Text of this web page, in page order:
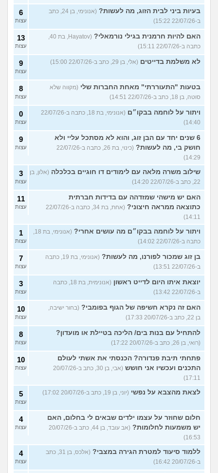
בעיות ביני לבית הזוג, מה לעשות?
(אנונימי, בן 24, כתב
ב-22/07/26 15:22)
6
עצות
האם להיות חרמנית בגילי נורמאלי?
(Hayatov, בת 40,
כתבה ב-22/07/26 15:11)
13
עצות
לא משלמת בדייטים (אלי, בן 29, כתב ב-22/07/26 15:00) 9
עצות
בטעות "התעוררתי" מאחת החברות שלי (מקווה שלא
סוטה, בן 18, כתב ב-22/07/26 14:51)
8
עצות
ויתור על לוחמה בבקו״ם
(אנונימי, בת 18, כתבה ב-22/07/26
14:40)
0
עצות
6 שנים יחד עם הבן זוג, והוא לא מסתכל עליי ולא
חושק בי, מה לעשות?
(כינוי, בת 26, כתבה ב-22/07/26
14:29)
9
עצות
שילוב משרה מלאה עם לימודים דו חוגיים בכלכלה (אלון, בן
22, כתב ב-22/07/26 14:20)
3
עצות
האם יש מישהי שמזדהה עם בדידות חברתית
כתוצאה ממראה חיצוני?
(אחת, בת 34, כתבה ב-22/07/26
14:11)
11
עצות
ויתור על לוחמה בבקו״ם מה עושים אחרי?
(אנונימי, בת 18,
כתבה ב-22/07/26 14:02)
1
עצות
בן זוג שמכור לפורנו, מה לעשות?
(אנונימי, בת 19, כתבה
ב-22/07/26 13:51)
7
עצות
יוצאת איתו היום לדייט ראשון
(אנונימית, בת 18, כתבה
ב-22/07/26 13:42)
3
עצות
האם זה נקרא חשיפה של הגוף בפומבי? (בחור ישיבה,
בן 22, כתב ב-20/07/26 17:33)
10
עצות
להתחיל עם בנות בים/ הליכה בטיילת או מועדון?
(רואי, בן 26, כתב ב-20/07/26 17:22)
8
עצות
פתחתי תיבת פנדורה? הכנסתי את אשתי לעולם
התכנים ועכשיו אני חושש
(אבי, בן 30, כתב ב-20/07/26
17:11)
10
עצות
לצאת מהצבא על נפשי (יוני, בן 19, כתב ב-20/07/26 17:02) 5
עצות
חלום שחוזר על עצמו ילדים שבאים לי בחלום, האם
יש משמעות לחלומות?
(אב עובד, בן 44, כתב ב-20/07/26
16:53)
4
עצות
ללמוד סיעוד למטרת הגירה במצבי?
(אלכס, בן 31, כתב
ב-20/07/26 16:42)
4
עצות